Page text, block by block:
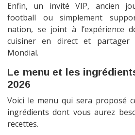
Enfin, un invité VIP, ancien
football ou simplement
nation, se joint à l’expérience
cuisiner en direct et
Mondial.
Le menu et les
2026
Voici le menu qui sera proposé
ingrédients dont vous aurez
recettes.